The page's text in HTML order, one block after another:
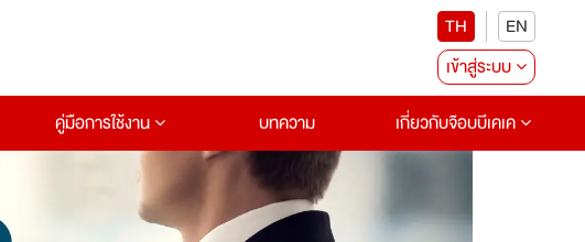
TH
EN
เข้าสู่ระบบ
คู่มือการใช้งาน บทความ เกี่ยวกับจ๊อบบีเคเค